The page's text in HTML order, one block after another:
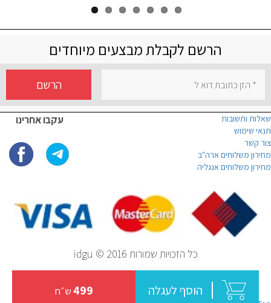
הוסף לעגלה 499ש״ח
הרשם לקבלת מבצעים מיוחדים
הרשם
עקבו אחרינו
שאלות ותשובות
תנאי שימוש
צור קשר
מחירון משלוחים ארה"ב
מחירון משלוחים אנגליה
כל הזכויות שמורות idgu © 2016